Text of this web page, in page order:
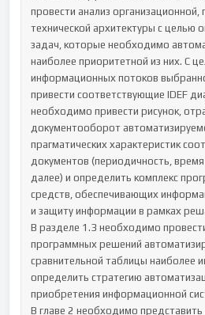
провести анализ
технической архитектуры с целью
задач, которые необходимо
наиболее приоритетной из них. С
информационных потоков
привести соответствующие IDEF
необходимо привести рисунок,
документооборот
прагматических характеристик
документов (периодичность,
далее) и определить комплекс
средств, обеспечивающих
и защиту информации в рамках
В разделе 1.3 необходимо
программных решений
сравнительной таблицы наиболее
определить стратегию
приобретения информационной
В главе 2 необходимо